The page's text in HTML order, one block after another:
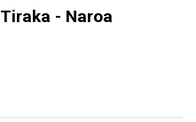
- Naroa